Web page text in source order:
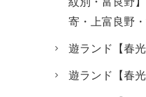
寄・上富良野・
遊ランド【春
遊ランド【春光